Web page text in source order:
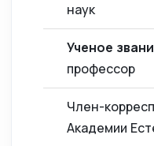
наук
Ученое
профессор
Член-
Академии